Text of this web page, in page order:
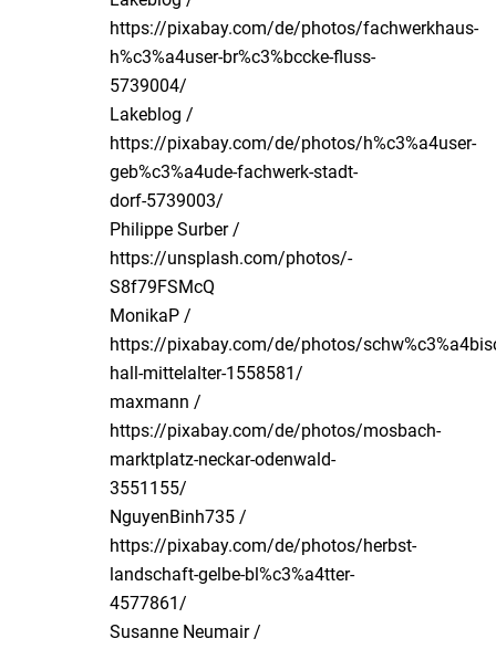
https://pixabay.com/de/photos/fachwerkhaus-
h%c3%a4user-br%c3%bccke-fluss-
5739004/
Lakeblog /
https://pixabay.com/de/photos/h%c3%a4user-
geb%c3%a4ude-fachwerk-stadt-
dorf-5739003/
Philippe Surber /
https://unsplash.com/photos/-
S8f79FSMcQ
MonikaP /
https://pixabay.com/de/photos/
hall-mittelalter-1558581/
maxmann /
https://pixabay.com/de/photos/mosbach-
marktplatz-neckar-odenwald-
3551155/
NguyenBinh735 /
https://pixabay.com/de/photos/herbst-
landschaft-gelbe-bl%c3%a4tter-
4577861/
Susanne Neumair /